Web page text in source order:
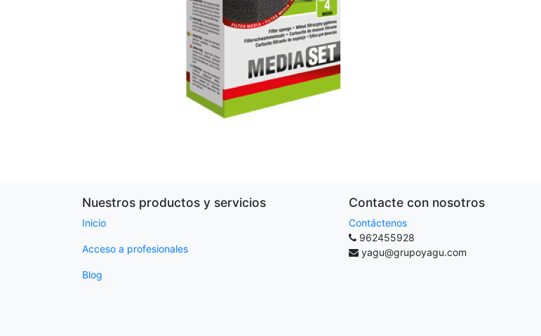
Nuestros productos y servicios
Inicio
Acceso a profesionales
Blog
Contacte con nosotros
Contáctenos
962455928
yagu@grupoyagu.com